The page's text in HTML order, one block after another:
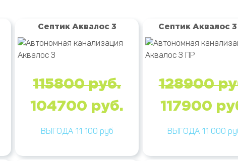
Септик Аквалос 3
115800 руб.
104700 руб.
ВЫГОДА 11 100 руб
Септик Аквалос
128900
117900
ВЫГОДА 11 000